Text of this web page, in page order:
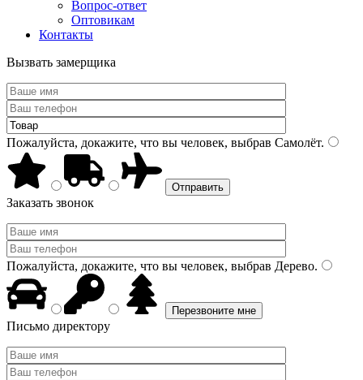
Вопрос-ответ
Оптовикам
Контакты
Вызвать замерщика
Пожалуйста, докажите, что вы человек, выбрав Самолёт.
Заказать звонок
Пожалуйста, докажите, что вы человек, выбрав Дерево.
Письмо директору